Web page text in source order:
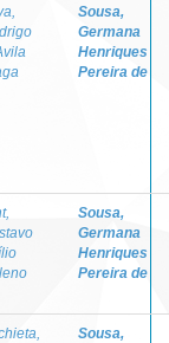
Sousa,
Germana
Henriques
Pereira de
Sousa,
Germana
Henriques
Pereira de
Sousa,